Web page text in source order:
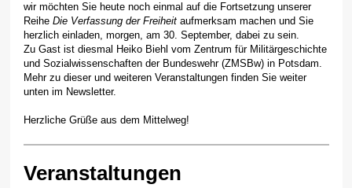
wir möchten Sie heute noch einmal auf die Fortsetzung unserer
Reihe Die Verfassung der Freiheitaufmerksam machen und Sie
herzlich einladen, morgen, am 30. September, dabei zu sein.
Zu Gast ist diesmal Heiko Biehl vom Zentrum für Militärgeschichte
und Sozialwissenschaften der Bundeswehr (ZMSBw) in Potsdam.
Mehr zu dieser und weiteren Veranstaltungen finden Sie weiter
unten im Newsletter.
Herzliche Grüße aus dem Mittelweg!
Veranstaltungen